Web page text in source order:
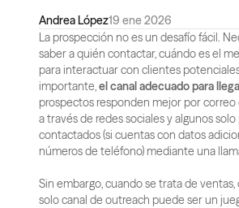
Andrea López19 ene 2026
La prospección no es un desafío fácil.
saber a quién contactar, cuándo es el
para interactuar con clientes
importante, el canal adecuado para
prospectos responden mejor por
a través de redes sociales y algunos
contactados (si cuentas con datos
números de teléfono) mediante una
Sin embargo, cuando se trata de
solo canal de outreach puede ser un